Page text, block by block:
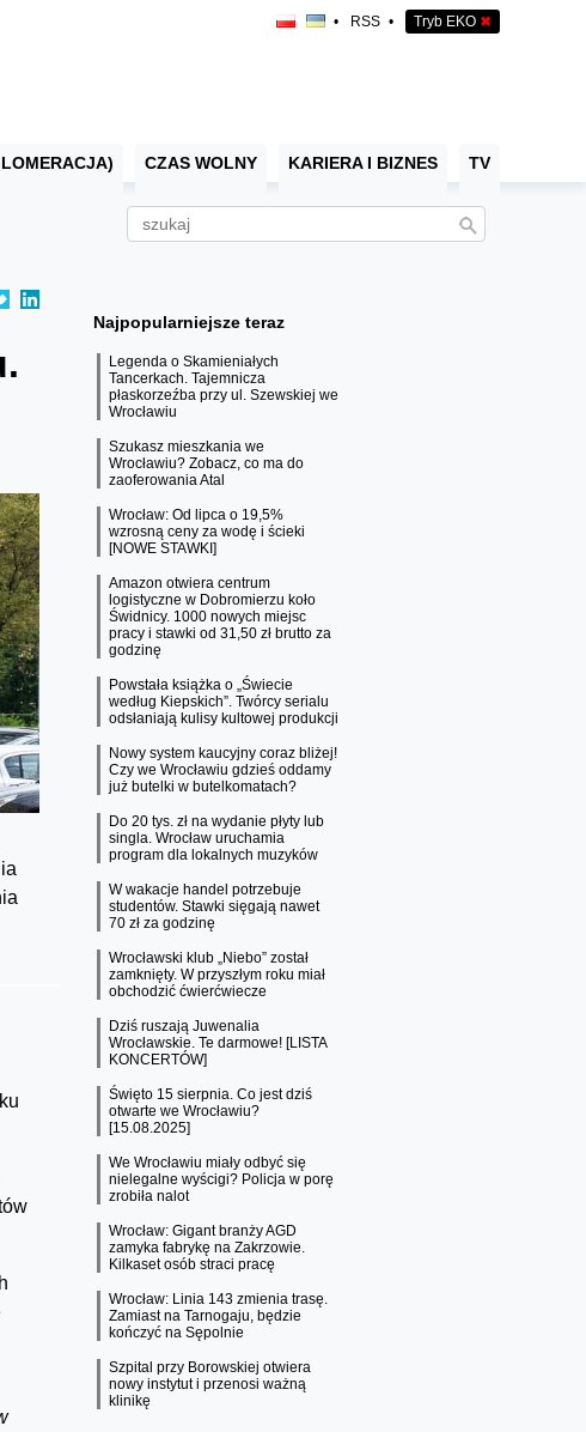
• RSS • Tryb EKO ✖
CZAS WOLNY KARIERA I BIZNES TV
Najpopularniejsze teraz
Legenda o Skamieniałych
Tancerkach. Tajemnicza
płaskorzeźba przy ul. Szewskiej we
Wrocławiu
Szukasz mieszkania we
Wrocławiu? Zobacz, co ma do
zaoferowania Atal
Wrocław: Od lipca o 19,5%
wzrosną ceny za wodę i ścieki
[NOWE STAWKI]
Amazon otwiera centrum
logistyczne w Dobromierzu koło
Świdnicy. 1000 nowych miejsc
pracy i stawki od 31,50 zł brutto za
godzinę
Powstała książka o „Świecie
według Kiepskich”. Twórcy serialu
odsłaniają kulisy kultowej produkcji
Nowy system kaucyjny coraz bliżej!
Czy we Wrocławiu gdzieś oddamy
już butelki w butelkomatach?
Do 20 tys. zł na wydanie płyty lub
singla. Wrocław uruchamia
program dla lokalnych muzyków
W wakacje handel potrzebuje
studentów. Stawki sięgają nawet
70 zł za godzinę
Wrocławski klub „Niebo” został
zamknięty. W przyszłym roku miał
obchodzić ćwierćwiecze
Dziś ruszają Juwenalia
Wrocławskie. Te darmowe! [LISTA
KONCERTÓW]
Święto 15 sierpnia. Co jest dziś
otwarte we Wrocławiu?
[15.08.2025]
We Wrocławiu miały odbyć się
nielegalne wyścigi? Policja w porę
zrobiła nalot
Wrocław: Gigant branży AGD
zamyka fabrykę na Zakrzowie.
Kilkaset osób straci pracę
Wrocław: Linia 143 zmienia trasę.
Zamiast na Tarnogaju, będzie
kończyć na Sępolnie
Szpital przy Borowskiej otwiera
nowy instytut i przenosi ważną
klinikę